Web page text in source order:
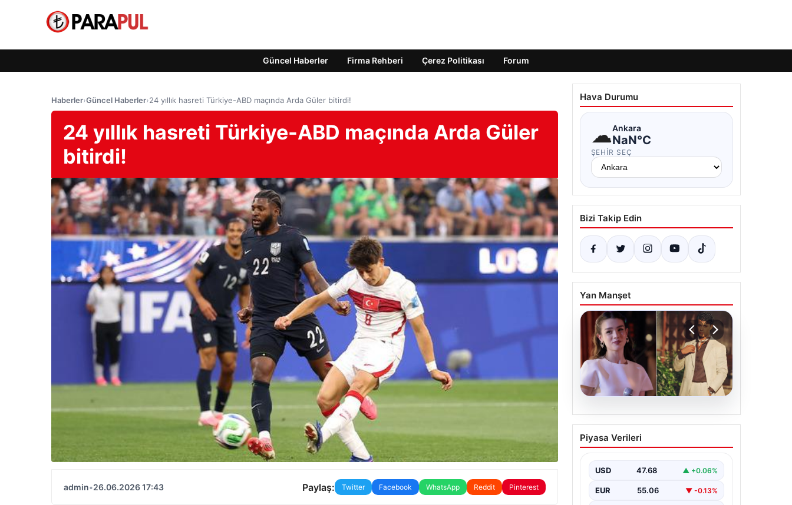
Güncel Haberler Firma Rehberi Çerez Politikası Forum
Haberler›Güncel Haberler›24 yıllık hasreti Türkiye-ABD maçında Arda Güler bitirdi!
24 yıllık hasreti Türkiye-ABD maçında Arda Güler
bitirdi!
admin•26.06.2026 17:43 Paylaş: Twitter Facebook WhatsApp Reddit Pinterest
Hava Durumu
☁Ankara
NaN°C
ŞEHIR SEÇ
Bizi Takip Edin
Yan Manşet
05.08.2026
‘Yeraltı’ dizisinde şok
olay! Babası suç
‘Kızımla reşit olmadığı
halde…’
Piyasa Verileri
USD 47.68 ▲ +0.06%
EUR 55.06 ▼ -0.13%